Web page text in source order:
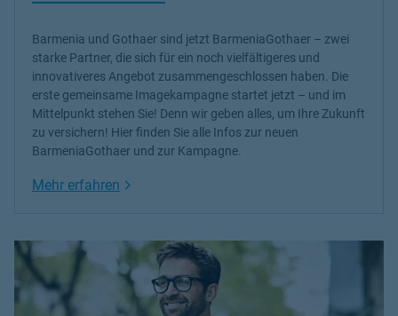
Barmenia und Gothaer sind jetzt BarmeniaGothaer – zwei
starke Partner, die sich für ein noch vielfältigeres und
innovativeres Angebot zusammengeschlossen haben. Die
erste gemeinsame Imagekampagne startet jetzt – und im
Mittelpunkt stehen Sie! Denn wir geben alles, um Ihre Zukunft
zu versichern! Hier finden Sie alle Infos zur neuen
BarmeniaGothaer und zur Kampagne.
Mehr erfahren Link Opens in New Tab